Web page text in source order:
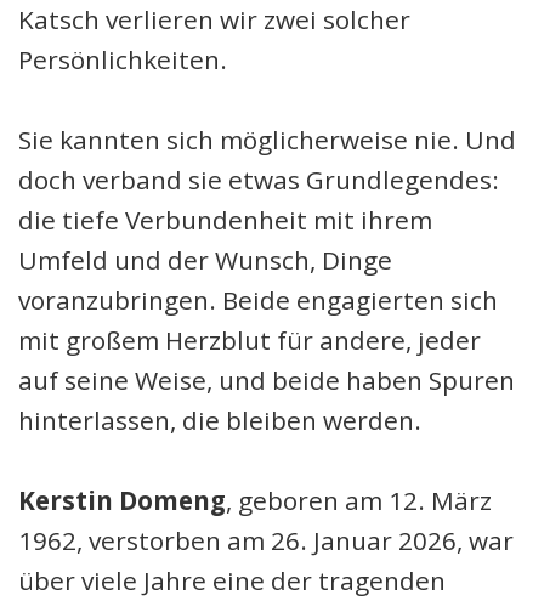
Katsch verlieren wir zwei solcher
Persönlichkeiten.
Sie kannten sich möglicherweise nie. Und
doch verband sie etwas Grundlegendes:
die tiefe Verbundenheit mit ihrem
Umfeld und der Wunsch, Dinge
voranzubringen. Beide engagierten sich
mit großem Herzblut für andere, jeder
auf seine Weise, und beide haben Spuren
hinterlassen, die bleiben werden.
Kerstin Domeng, geboren am 12. März
1962, verstorben am 26. Januar 2026, war
über viele Jahre eine der tragenden